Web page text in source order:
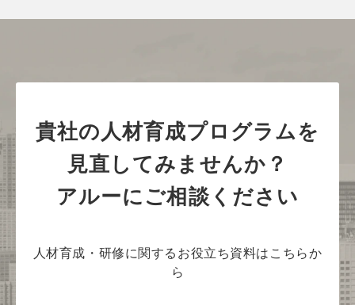
貴社の人材育成プログラムを
見直してみませんか？
アルーにご相談ください
人材育成・研修に関するお役立ち資料はこちらか
ら